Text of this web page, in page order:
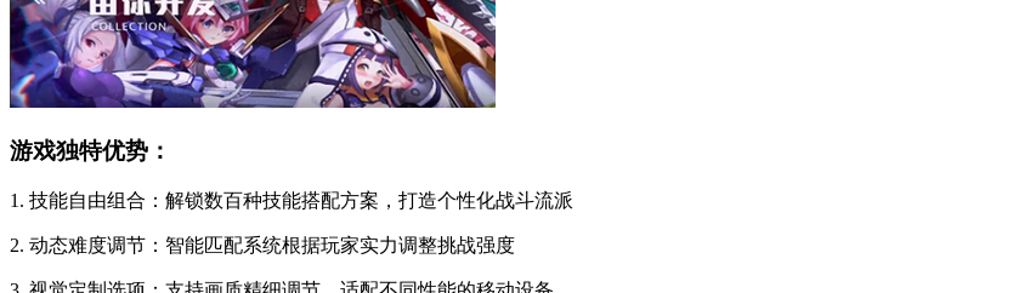
游戏独特优势：
1. 技能自由组合：解锁数百种技能搭配方案，打造个性化战斗流派
2. 动态难度调节：智能匹配系统根据玩家实力调整挑战强度